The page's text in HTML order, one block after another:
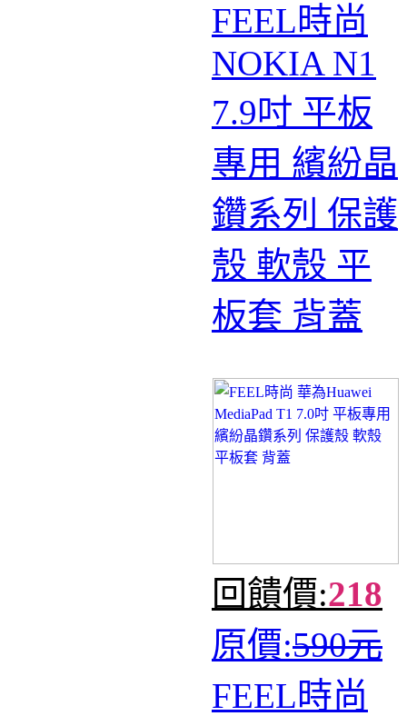
FEEL時尚
NOKIA N1
7.9吋 平板
專用 繽紛晶
鑽系列 保護
殼 軟殼 平
板套 背蓋
回饋價:218
原價:590元
FEEL時尚